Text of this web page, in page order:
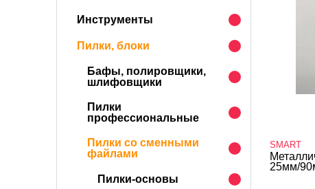
Инструменты
Пилки, блоки
Бафы, полировщики,
шлифовщики
Пилки
профессиональные
Пилки со сменными
файлами
Пилки-основы
SMART
25мм/